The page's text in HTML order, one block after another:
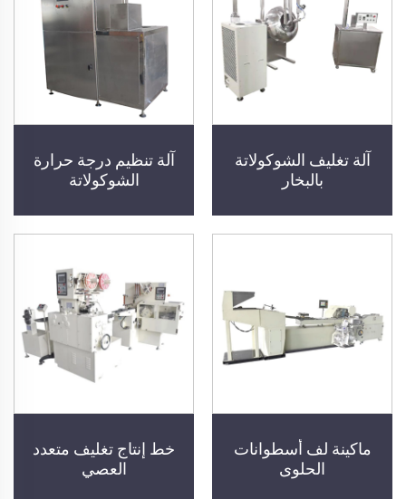
آلة تغليف الشوكولاتة
بالبخار
آلة تنظيم درجة حرارة
الشوكولاتة
ماكينة لف أسطوانات
الحلوى
خط إنتاج تغليف متعدد
العصي